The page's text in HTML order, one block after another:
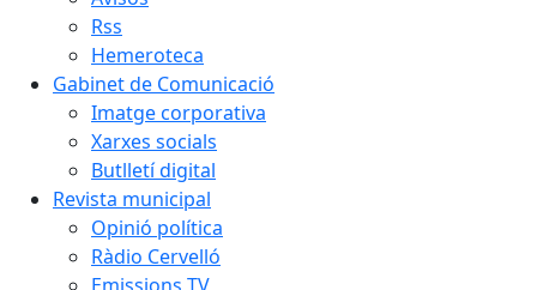
Rss
Hemeroteca
Gabinet de Comunicació
Imatge corporativa
Xarxes socials
Butlletí digital
Revista municipal
Opinió política
Ràdio Cervelló